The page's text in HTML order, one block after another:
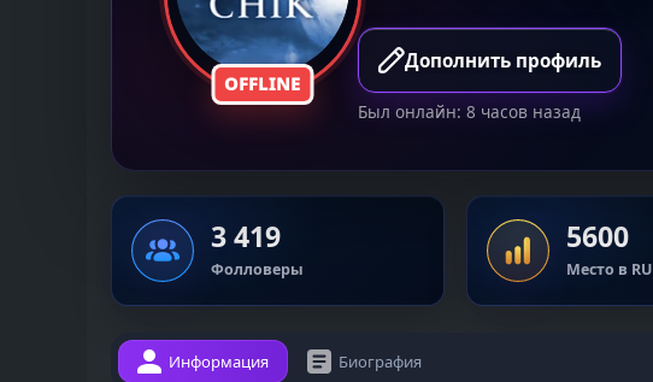
OFFLINE
Дополнить профиль
Был онлайн: 8 часов назад
3 419
Фолловеры
5600
Место в RU
Информация Биография